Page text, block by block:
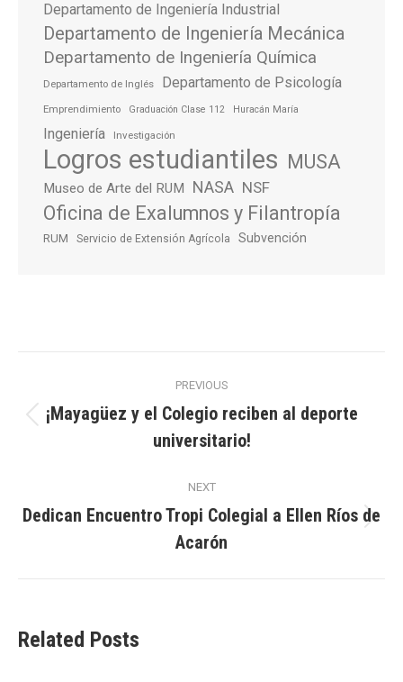
Departamento de Ingeniería Industrial
Departamento de Ingeniería Mecánica
Departamento de Ingeniería Química
Departamento de Inglés Departamento de Psicología
Emprendimiento Graduación Clase 112 Huracán María
Ingeniería Investigación
Logros estudiantiles MUSA
Museo de Arte del RUM NASA NSF
Oficina de Exalumnos y Filantropía
RUM Servicio de Extensión Agrícola Subvención
navigation
PREVIOUS
Previous
post:
¡Mayagüez y el Colegio reciben al deporte
universitario!
NEXT
post:
Dedican Encuentro Tropi Colegial a Ellen Ríos de
Acarón
Related Posts